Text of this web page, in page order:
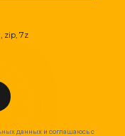
zip, 7z
данных и соглашаюсь с